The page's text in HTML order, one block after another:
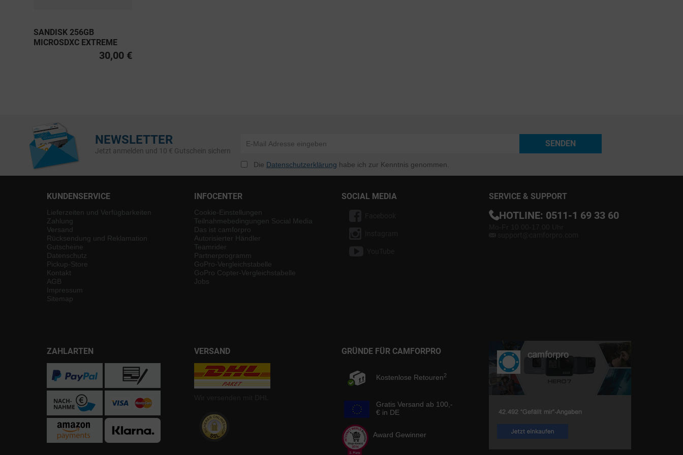
SANDISK 256GB
MICROSDXC EXTREME
PRO UHS-I U3, CLASS 10
30,00 €
NEWSLETTER
Jetzt anmelden und 10 € Gutschein sichern
SENDEN
Die Datenschutzerklärung habe ich zur Kenntnis genommen.
KUNDENSERVICE
Lieferzeiten und Verfügbarkeiten
Zahlung
Versand
Rücksendung und Reklamation
Gutscheine
Datenschutz
Pickup-Store
Kontakt
AGB
Impressum
Sitemap
INFOCENTER
Cookie-Einstellungen
Teilnahmebedingungen Social Media
Das ist camforpro
Autorisierter Händler
Teamrider
Partnerprogramm
GoPro-Vergleichstabelle
GoPro Copter-Vergleichstabelle
Jobs
SOCIAL MEDIA SERVICE & SUPPORT
HOTLINE: 0511-1 69 33 60
ZAHLARTEN VERSAND GRÜNDE FÜR CAMFORPRO
Kostenlose Retouren2
Gratis Versand ab 100,-
€ in DE
Award Gewinner